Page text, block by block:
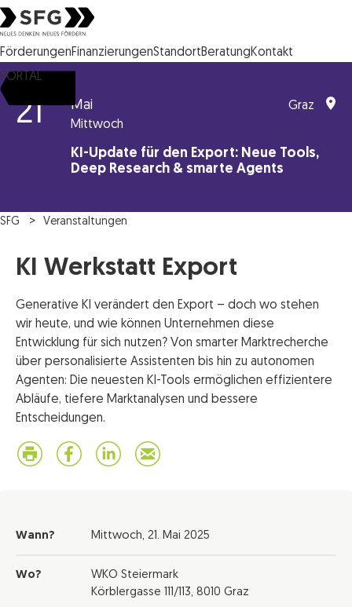
Steirische Wirtschaftsförderungsgesellschaft mbH SFG Logo
FörderungenFinanzierungenStandortBeratungKontakt
PORTAL
21 Mai
Mittwoch
KI-Update für den Export: Neue Tools,
Deep Research & smarte Agents
Graz
SFG Veranstaltungen
KI Werkstatt Export
Generative KI verändert den Export – doch wo stehen
wir heute, und wie können Unternehmen diese
Entwicklung für sich nutzen? Von smarter Marktrecherche
über personalisierte Assistenten bis hin zu autonomen
Agenten: Die neuesten KI-Tools ermöglichen effizientere
Abläufe, tiefere Marktanalysen und bessere
Entscheidungen.
Wann? Mittwoch, 21. Mai 2025
Wo?
WKO Steiermark
Körblergasse 111/113, 8010 Graz